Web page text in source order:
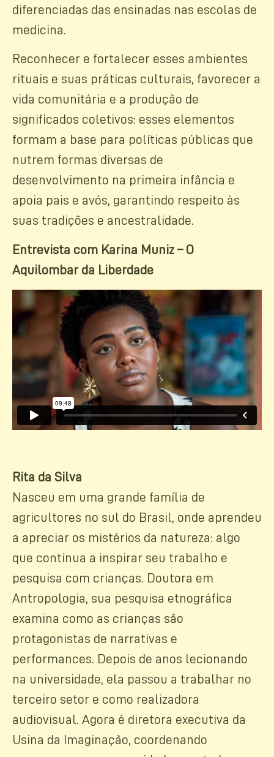
diferenciadas das ensinadas nas escolas de
medicina.
Reconhecer e fortalecer esses ambientes
rituais e suas práticas culturais, favorecer a
vida comunitária e a produção de
significados coletivos: esses elementos
formam a base para políticas públicas que
nutrem formas diversas de
desenvolvimento na primeira infância e
apoia pais e avós, garantindo respeito às
suas tradições e ancestralidade.
Entrevista com Karina Muniz – O
Aquilombar da Liberdade
Rita da Silva
Nasceu em uma grande família de
agricultores no sul do Brasil, onde aprendeu
a apreciar os mistérios da natureza: algo
que continua a inspirar seu trabalho e
pesquisa com crianças. Doutora em
Antropologia, sua pesquisa etnográfica
examina como as crianças são
protagonistas de narrativas e
performances. Depois de anos lecionando
na universidade, ela passou a trabalhar no
terceiro setor e como realizadora
audiovisual. Agora é diretora executiva da
Usina da Imaginação, coordenando